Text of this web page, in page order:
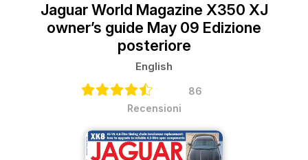
Jaguar World Magazine X350 XJ
owner’s guide May 09 Edizione
posteriore
English
86
Recensioni